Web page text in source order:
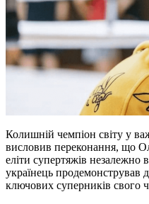
Колишній чемпіон світу у
висловив переконання, що
еліти супертяжів незалежно
українець продемонстрував
ключових суперників свого